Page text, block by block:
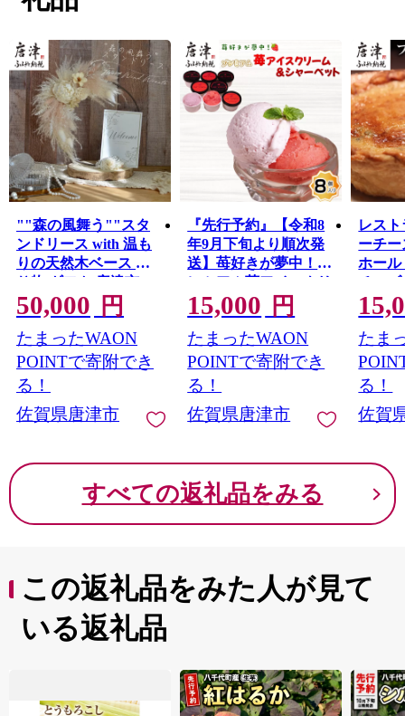
""森の風舞う""スタ
ンドリース with 温も
りの天然木ベース 贈
り物 ギフト 唐津市
50,000 円
たまったWAON
POINTで寄附でき
る！
佐賀県唐津市
『先行予約』【令和8
年9月下旬より順次発
送】苺好きが夢中！プ
レミアム苺アイスクリ
ーム＆シャーベット
各4個(合計8個入）ス
イーツ カップ デザー
ト 氷菓子 苺 イチゴ
15,000 円
たまったWAON
POINTで寄附でき
る！
佐賀県唐津市
レス
ーチ
ホール
チー
たま
る！
佐賀
すべての返礼品をみる
この返礼品をみた人が見て
いる返礼品